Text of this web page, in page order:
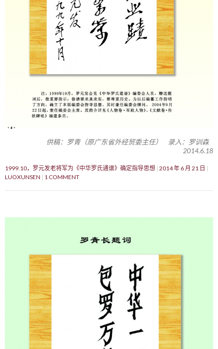
供稿：罗青（原广东省外经贸委主任） 录入：罗训森
2014.6.18
1999.10，罗元发老将军为《中华罗氏通谱》确定指导思想 2014 年 6 月 21 日
LUOXUNSEN
1 COMMENT